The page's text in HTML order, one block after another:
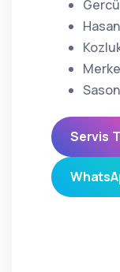
Servis